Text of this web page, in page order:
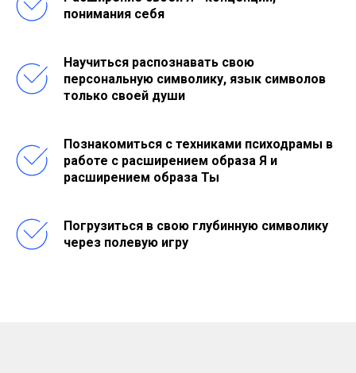
понимания себя
Научиться распознавать свою
персональную символику, язык символов
только своей души
Познакомиться с техниками психодрамы в
работе с расширением образа Я и
расширением образа Ты
Погрузиться в свою глубинную символику
через полевую игру